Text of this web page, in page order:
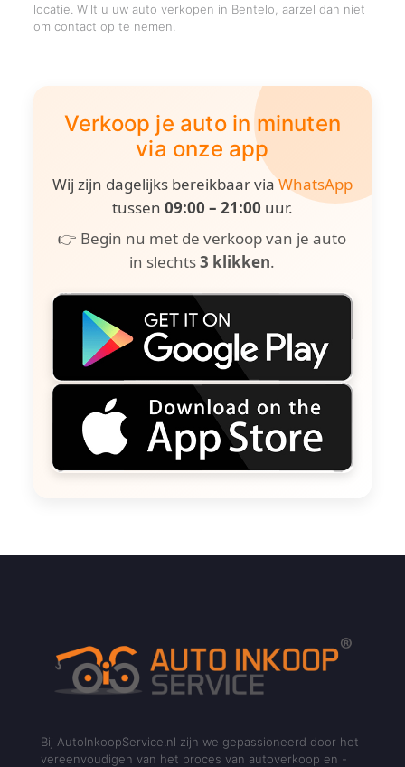
locatie. Wilt u uw auto verkopen in Bentelo, aarzel dan niet
om contact op te nemen.
Verkoop je auto in minuten
via onze app
Wij zijn dagelijks bereikbaar viaWhatsApp
tussen 09:00 – 21:00 uur.
👉 Begin nu met de verkoop van je auto
in slechts3 klikken.
Bij AutoInkoopService.nl zijn we gepassioneerd door het
vereenvoudigen van het proces van autoverkoop en -